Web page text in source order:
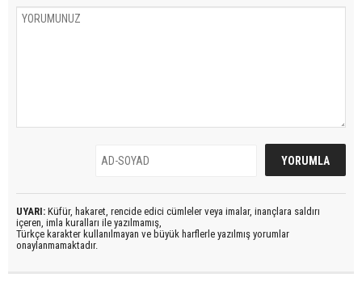
UYARI: Küfür, hakaret, rencide edici cümleler veya imalar, inançlara saldırı
içeren, imla kuralları ile yazılmamış,
Türkçe karakter kullanılmayan ve büyük harflerle yazılmış yorumlar
onaylanmamaktadır.